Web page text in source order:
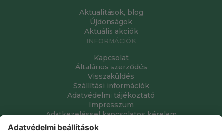
Aktualitások, blog
Újdonságok
Aktuális akciók
INFORMÁCIÓK
Kapcsolat
Általános szerződés
Visszaküldés
Szállítási információk
Adatvédelmi tájékoztató
Impresszum
Adatkezeléssel kapcsolatos kérelem